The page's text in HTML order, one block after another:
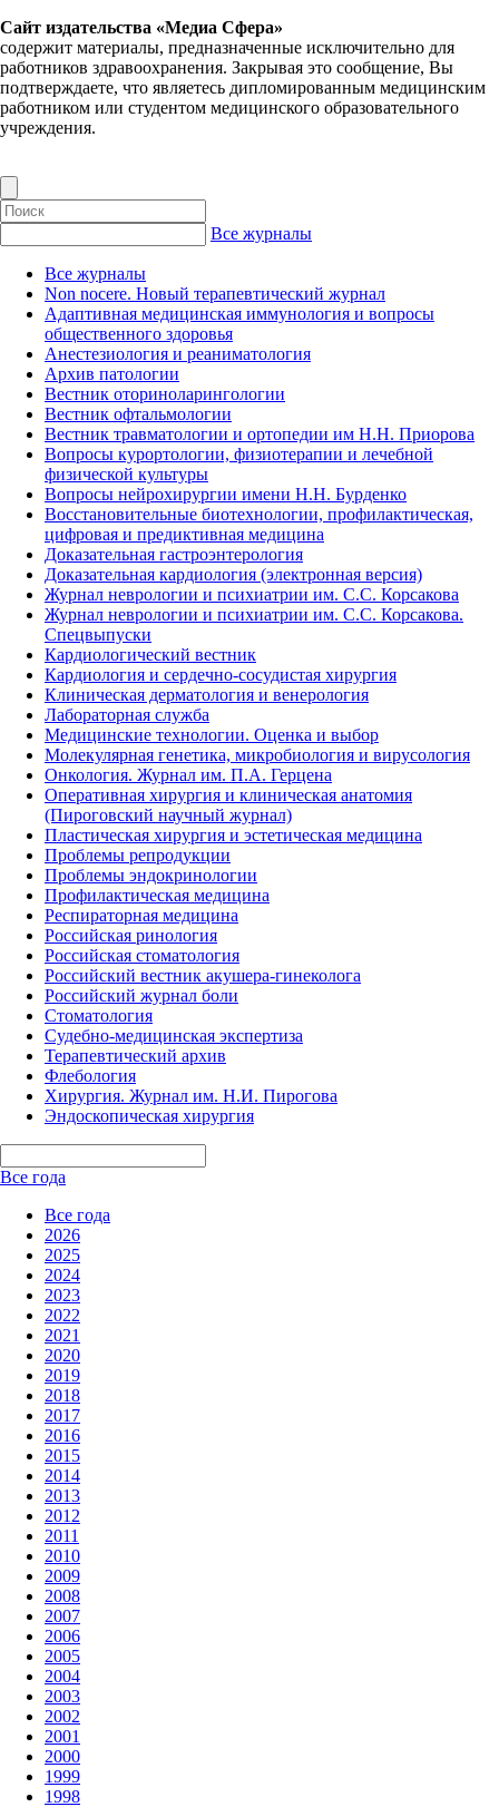
Сайт издательства «Медиа Сфера»
содержит материалы, предназначенные исключительно для
работников здравоохранения. Закрывая это сообщение, Вы
подтверждаете, что являетесь дипломированным медицинским
работником или студентом медицинского образовательного
учреждения.
Все журналы
Все журналы
Non nocere. Новый терапевтический журнал
Адаптивная медицинская иммунология и вопросы
общественного здоровья
Анестезиология и реаниматология
Архив патологии
Вестник оториноларингологии
Вестник офтальмологии
Вестник травматологии и ортопедии им Н.Н. Приорова
Вопросы курортологии, физиотерапии и лечебной
физической культуры
Вопросы нейрохирургии имени Н.Н. Бурденко
Восстановительные биотехнологии, профилактическая,
цифровая и предиктивная медицина
Доказательная гастроэнтерология
Доказательная кардиология (электронная версия)
Журнал неврологии и психиатрии им. С.С. Корсакова
Журнал неврологии и психиатрии им. С.С. Корсакова.
Спецвыпуски
Кардиологический вестник
Кардиология и сердечно-сосудистая хирургия
Клиническая дерматология и венерология
Лабораторная служба
Медицинские технологии. Оценка и выбор
Молекулярная генетика, микробиология и вирусология
Онкология. Журнал им. П.А. Герцена
Оперативная хирургия и клиническая анатомия
(Пироговский научный журнал)
Пластическая хирургия и эстетическая медицина
Проблемы репродукции
Проблемы эндокринологии
Профилактическая медицина
Респираторная медицина
Российская ринология
Российская стоматология
Российский вестник акушера-гинеколога
Российский журнал боли
Стоматология
Судебно-медицинская экспертиза
Терапевтический архив
Флебология
Хирургия. Журнал им. Н.И. Пирогова
Эндоскопическая хирургия
Все года
Все года
2026
2025
2024
2023
2022
2021
2020
2019
2018
2017
2016
2015
2014
2013
2012
2011
2010
2009
2008
2007
2006
2005
2004
2003
2002
2001
2000
1999
1998